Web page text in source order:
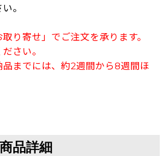
。
り寄せ」でご注文を承ります。
さい。
までには、約2週間から8週間ほ
商品詳細